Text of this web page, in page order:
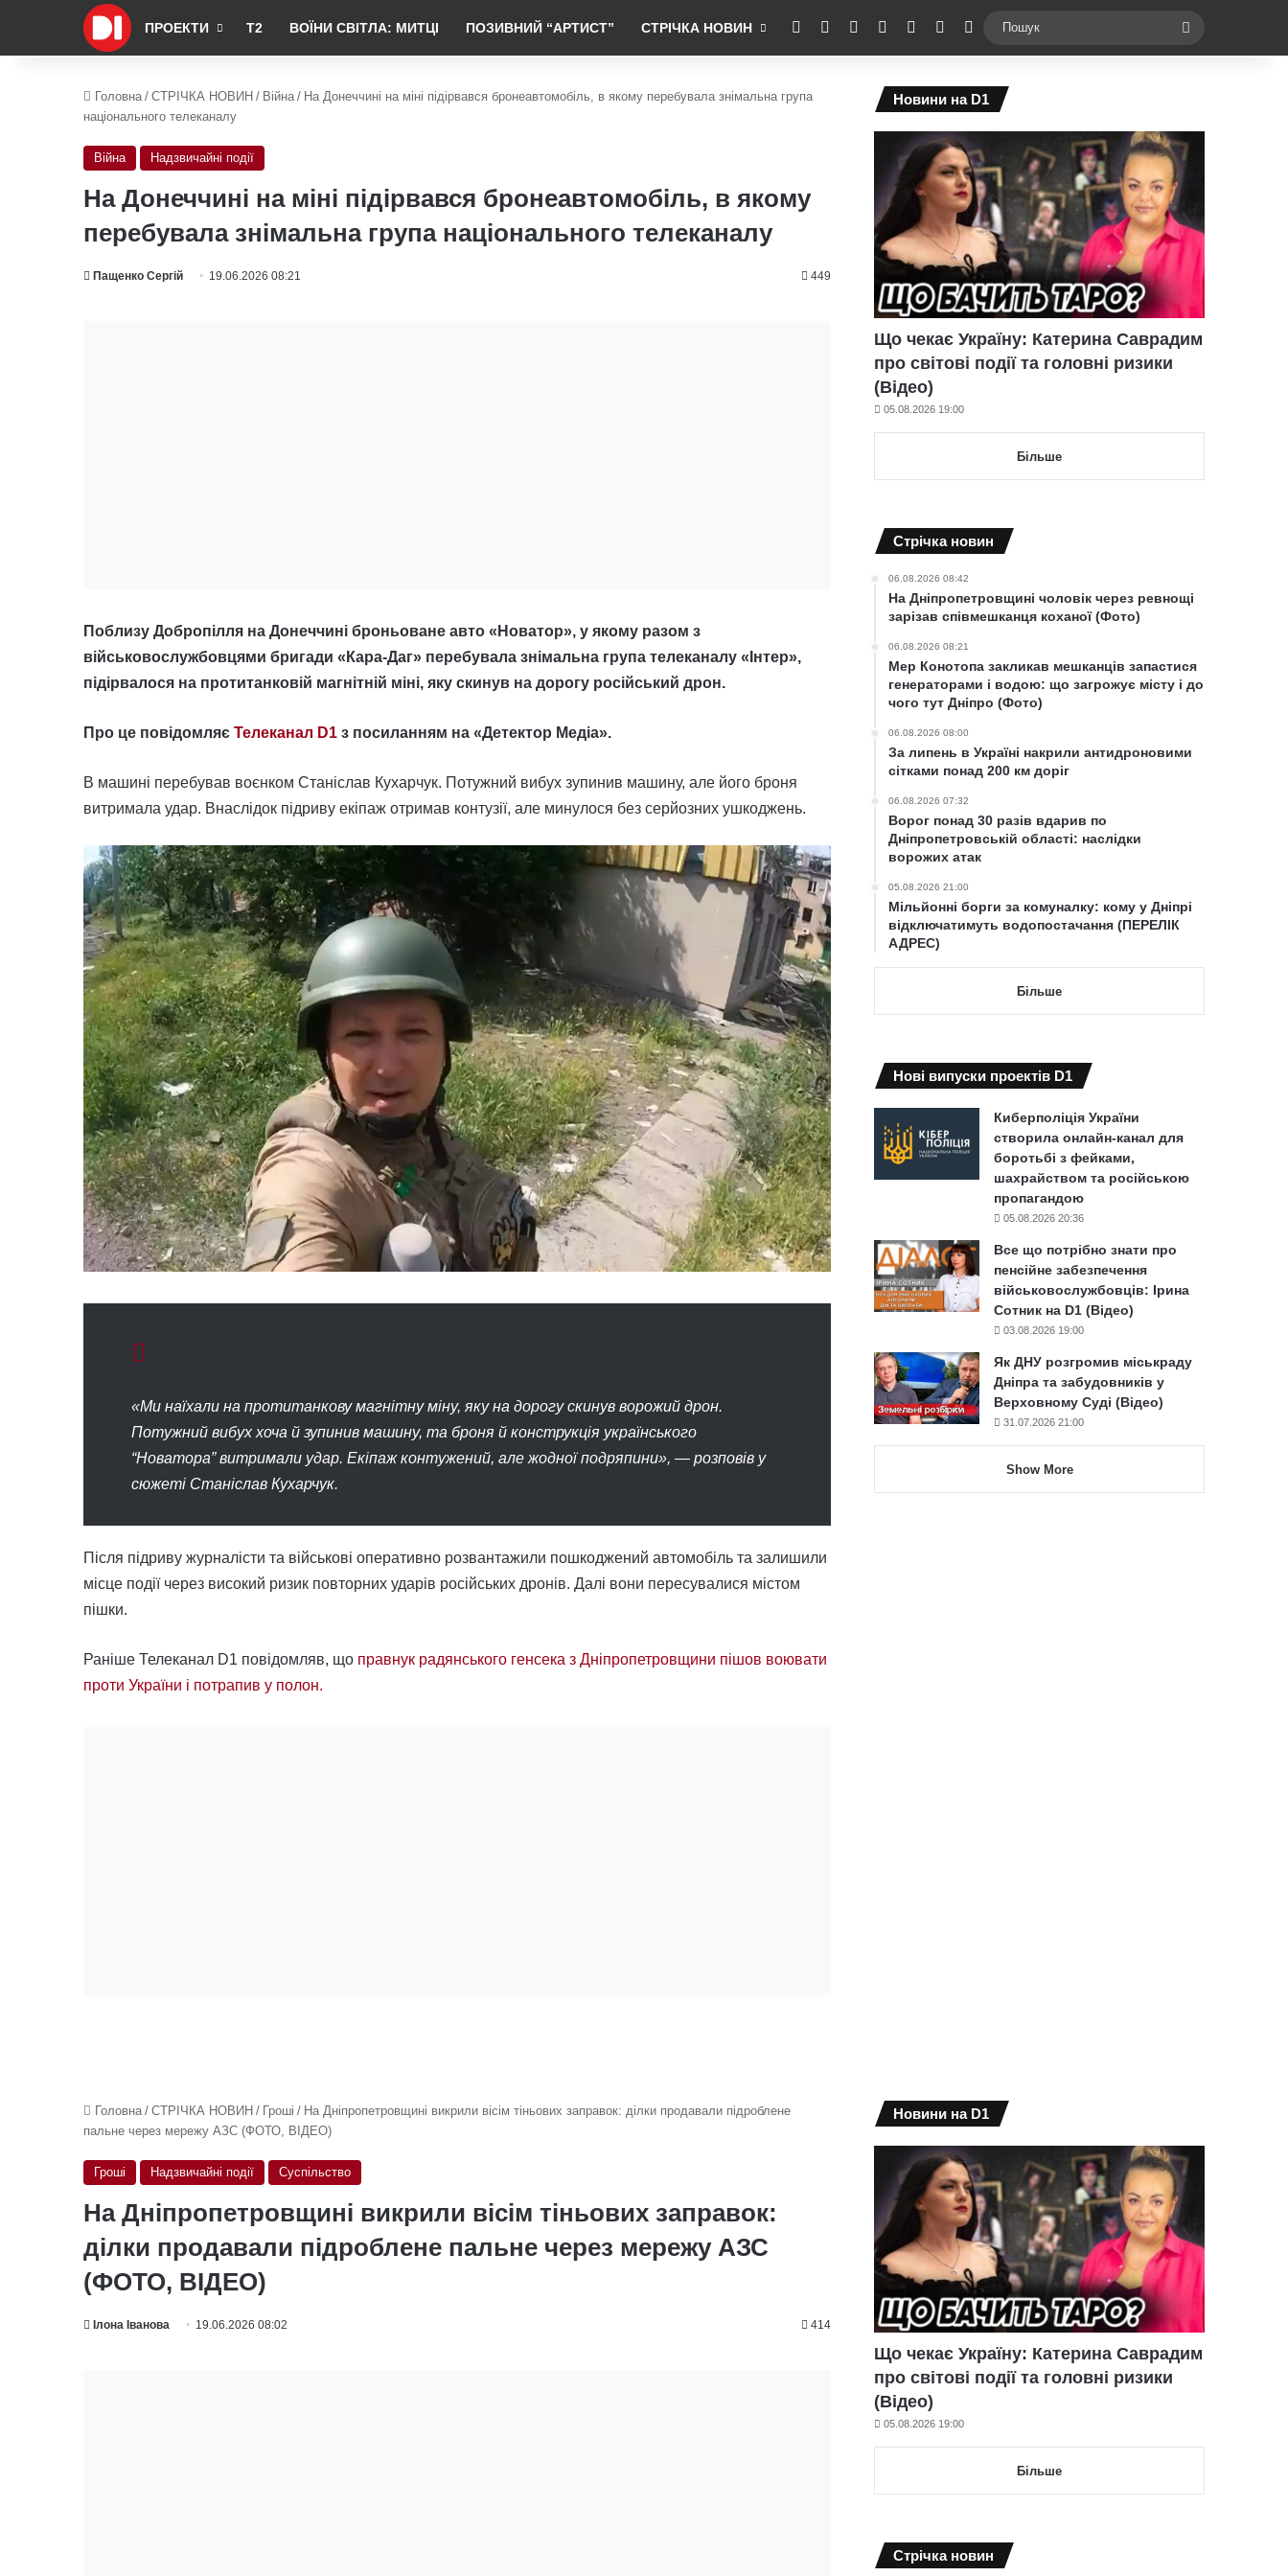
ПРОЕКТИ Т2 ВОЇНИ СВІТЛА: МИТЦІ ПОЗИВНИЙ “АРТИСТ” СТРІЧКА НОВИН RSS Facebook YouTubeInstagramTelegramSwitch skin
Головна / СТРІЧКА НОВИН / Війна / На Донеччині на міні підірвався бронеавтомобіль, в якому перебувала знімальна група
національного телеканалу
Війна Надзвичайні події
На Донеччині на міні підірвався бронеавтомобіль, в якому
перебувала знімальна група національного телеканалу
Пащенко Сергій 19.06.2026 08:21 449
Поблизу Добропілля на Донеччині броньоване авто «Новатор», у якому разом з
військовослужбовцями бригади «Кара-Даг» перебувала знімальна група телеканалу «Інтер»,
підірвалося на протитанковій магнітній міні, яку скинув на дорогу російський дрон.
Про це повідомляє Телеканал D1 з посиланням на «Детектор Медіа».
В машині перебував воєнком Станіслав Кухарчук. Потужний вибух зупинив машину, але його броня
витримала удар. Внаслідок підриву екіпаж отримав контузії, але минулося без серйозних ушкоджень.
«Ми наїхали на протитанкову магнітну міну, яку на дорогу скинув ворожий дрон.
Потужний вибух хоча й зупинив машину, та броня й конструкція українського
“Новатора” витримали удар. Екіпаж контужений, але жодної подряпини», — розповів у
сюжеті Станіслав Кухарчук.
Після підриву журналісти та військові оперативно розвантажили пошкоджений автомобіль та залишили
місце події через високий ризик повторних ударів російських дронів. Далі вони пересувалися містом
пішки.
Раніше Телеканал D1 повідомляв, що правнук радянського генсека з Дніпропетровщини пішов воювати
проти України і потрапив у полон.
Новини на D1
Що чекає Україну: Катерина Саврадим
про світові події та головні ризики
(Відео)
05.08.2026 19:00
Більше
Cтрічка новин
06.08.2026 08:42
На Дніпропетровщині чоловік через ревнощі
зарізав співмешканця коханої (Фото)
06.08.2026 08:21
Мер Конотопа закликав мешканців запастися
генераторами і водою: що загрожує місту і до
чого тут Дніпро (Фото)
06.08.2026 08:00
За липень в Україні накрили антидроновими
сітками понад 200 км доріг
06.08.2026 07:32
Ворог понад 30 разів вдарив по
Дніпропетровській області: наслідки
ворожих атак
05.08.2026 21:00
Мільйонні борги за комуналку: кому у Дніпрі
відключатимуть водопостачання (ПЕРЕЛІК
АДРЕС)
Більше
Нові випуски проектів D1
Киберполіція України
створила онлайн-канал для
боротьбі з фейками,
шахрайством та російською
пропагандою
05.08.2026 20:36
Все що потрібно знати про
пенсійне забезпечення
військовослужбовців: Ірина
Сотник на D1 (Відео)
03.08.2026 19:00
Як ДНУ розгромив міськраду
Дніпра та забудовників у
Верховному Суді (Відео)
31.07.2026 21:00
Show More